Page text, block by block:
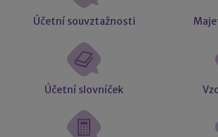
Účetní souvztažnosti
Účetní slovníček